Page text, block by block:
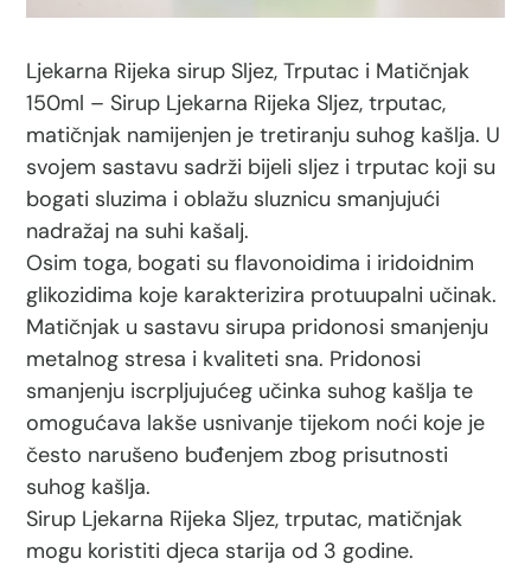
Ljekarna Rijeka sirup Sljez, Trputac i Matičnjak
150ml – Sirup Ljekarna Rijeka Sljez, trputac,
matičnjak namijenjen je tretiranju suhog kašlja. U
svojem sastavu sadrži bijeli sljez i trputac koji su
bogati sluzima i oblažu sluznicu smanjujući
nadražaj na suhi kašalj.
Osim toga, bogati su flavonoidima i iridoidnim
glikozidima koje karakterizira protuupalni učinak.
Matičnjak u sastavu sirupa pridonosi smanjenju
metalnog stresa i kvaliteti sna. Pridonosi
smanjenju iscrpljujućeg učinka suhog kašlja te
omogućava lakše usnivanje tijekom noći koje je
često narušeno buđenjem zbog prisutnosti
suhog kašlja.
Sirup Ljekarna Rijeka Sljez, trputac, matičnjak
mogu koristiti djeca starija od 3 godine.